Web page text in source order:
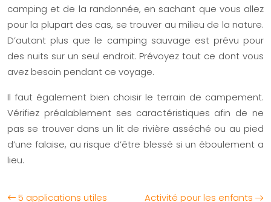
camping et de la randonnée, en sachant que vous allez
pour la plupart des cas, se trouver au milieu de la nature.
D’autant plus que le camping sauvage est prévu pour
des nuits sur un seul endroit. Prévoyez tout ce dont vous
avez besoin pendant ce voyage.
Il faut également bien choisir le terrain de campement.
Vérifiez préalablement ses caractéristiques afin de ne
pas se trouver dans un lit de rivière asséché ou au pied
d’une falaise, au risque d’être blessé si un éboulement a
lieu.
5 applications utiles
Activité pour les enfants